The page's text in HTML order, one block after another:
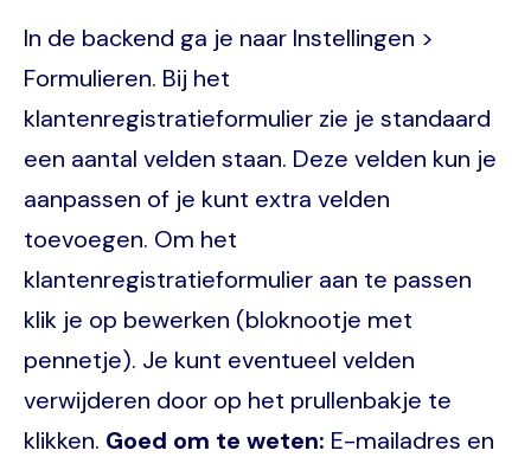
In de backend ga je naar Instellingen >
Formulieren. Bij het
klantenregistratieformulier zie je standaard
een aantal velden staan. Deze velden kun je
aanpassen of je kunt extra velden
toevoegen. Om het
klantenregistratieformulier aan te passen
klik je op bewerken (bloknootje met
pennetje). Je kunt eventueel velden
verwijderen door op het prullenbakje te
klikken. Goed om te weten: E-mailadres en